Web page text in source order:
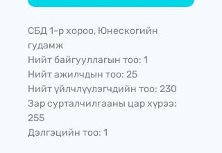
СБД 1-р хороо, Юнескогийн
гудамж
Нийт байгууллагын тоо: 1
Нийт ажилчдын тоо: 25
Нийт үйлчлүүлэгчдийн тоо: 230
Зар сурталчилгааны цар хүрээ:
255
Дэлгэцийн тоо: 1